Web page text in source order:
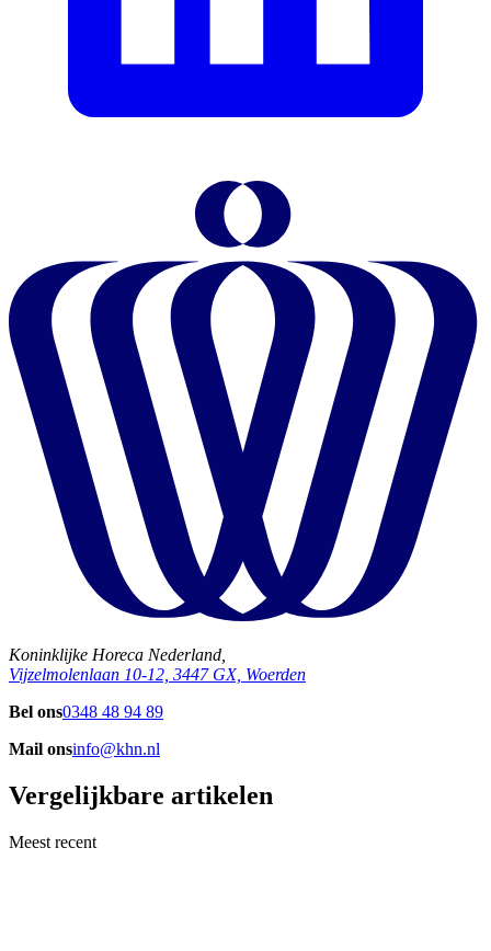
Koninklijke Horeca Nederland,
Vijzelmolenlaan 10-12, 3447 GX, Woerden
Bel ons0348 48 94 89
Mail onsinfo@khn.nl
Vergelijkbare artikelen
Meest recent